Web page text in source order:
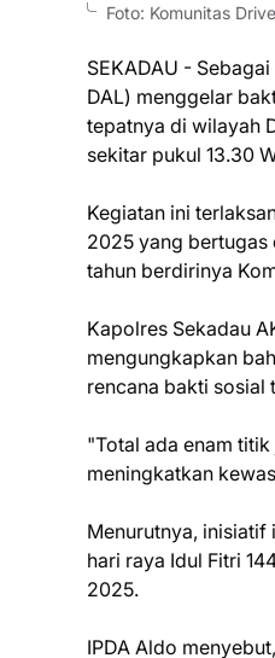
Foto: Komunitas
SEKADAU -
DAL) menggelar
tepatnya di wilayah
sekitar pukul 13.30
Kegiatan ini
2025 yang bertugas
tahun berdirinya
Kapolres Sekadau
mengungkapkan
rencana bakti sosial
"Total ada enam
meningkatkan
Menurutnya, inisiatif
hari raya Idul Fitri
2025.
IPDA Aldo